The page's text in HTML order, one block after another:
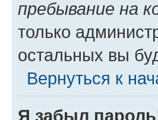
пребывание на
только
остальных вы
Вернуться к
Я забыл